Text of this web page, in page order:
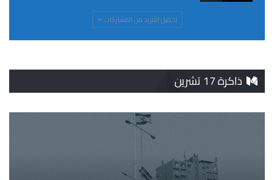
تحميل المزيد من المشاركات
ذاكرة 17 تشرين